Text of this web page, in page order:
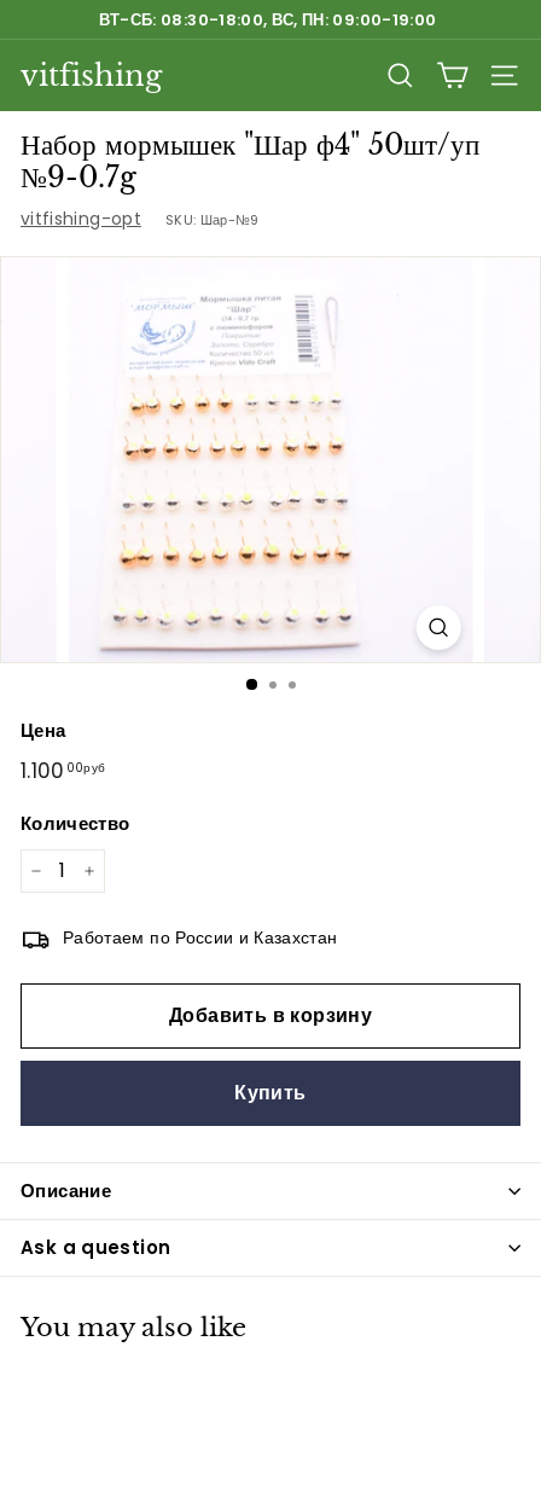
к
содержанию
Приостановить
ВТ-СБ: 08:30-18:00, ВС, ПН: 09:00-19:00
vitfishing ПОИСК
Набор мормышек "Шар ф4" 50шт/уп
№9-0.7g
vitfishing-opt SKU: Шар-№9
Цена
Обычная
1.100 00руб
Количество
Работаем по России и Казахстан
Добавить в корзину
Купить
Описание
Ask a question
You may also like